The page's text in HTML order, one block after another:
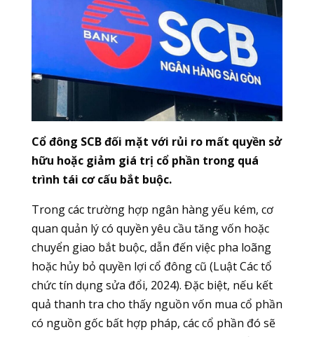
Cổ đông SCB đối mặt với rủi ro mất quyền sở
hữu hoặc giảm giá trị cổ phần trong quá
trình tái cơ cấu bắt buộc.
Trong các trường hợp ngân hàng yếu kém, cơ
quan quản lý có quyền yêu cầu tăng vốn hoặc
chuyển giao bắt buộc, dẫn đến việc pha loãng
hoặc hủy bỏ quyền lợi cổ đông cũ (Luật Các tổ
chức tín dụng sửa đổi, 2024). Đặc biệt, nếu kết
quả thanh tra cho thấy nguồn vốn mua cổ phần
có nguồn gốc bất hợp pháp, các cổ phần đó sẽ